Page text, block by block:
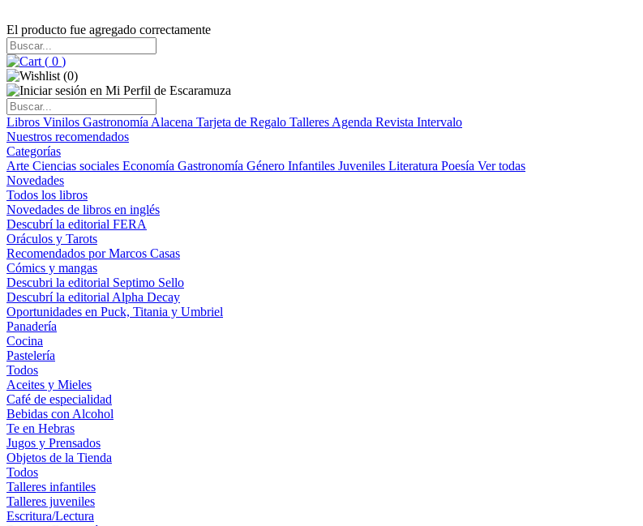
El producto fue agregado correctamente
( 0 )
(0)
Libros Vinilos Gastronomía Alacena Tarjeta de Regalo Talleres Agenda Revista Intervalo
Nuestros recomendados
Categorías
Arte Ciencias sociales Economía Gastronomía Género Infantiles Juveniles Literatura Poesía Ver todas
Novedades
Todos los libros
Novedades de libros en inglés
Descubrí la editorial FERA
Oráculos y Tarots
Recomendados por Marcos Casas
Cómics y mangas
Descubri la editorial Septimo Sello
Descubrí la editorial Alpha Decay
Oportunidades en Puck, Titania y Umbriel
Panadería
Cocina
Pastelería
Todos
Aceites y Mieles
Café de especialidad
Bebidas con Alcohol
Te en Hebras
Jugos y Prensados
Objetos de la Tienda
Todos
Talleres infantiles
Talleres juveniles
Escritura/Lectura